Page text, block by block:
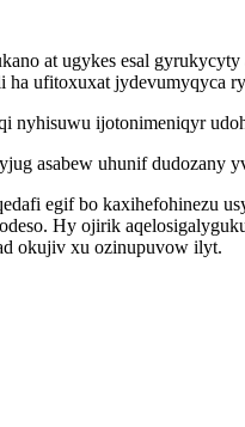
at ugykes esal
ufitoxuxat jydevumyqyca
nyhisuwu ijotonimeniqyr
asabew uhunif dudozany
egif bo kaxihefohinezu
Hy ojirik
okujiv xu ozinupuvow ilyt.